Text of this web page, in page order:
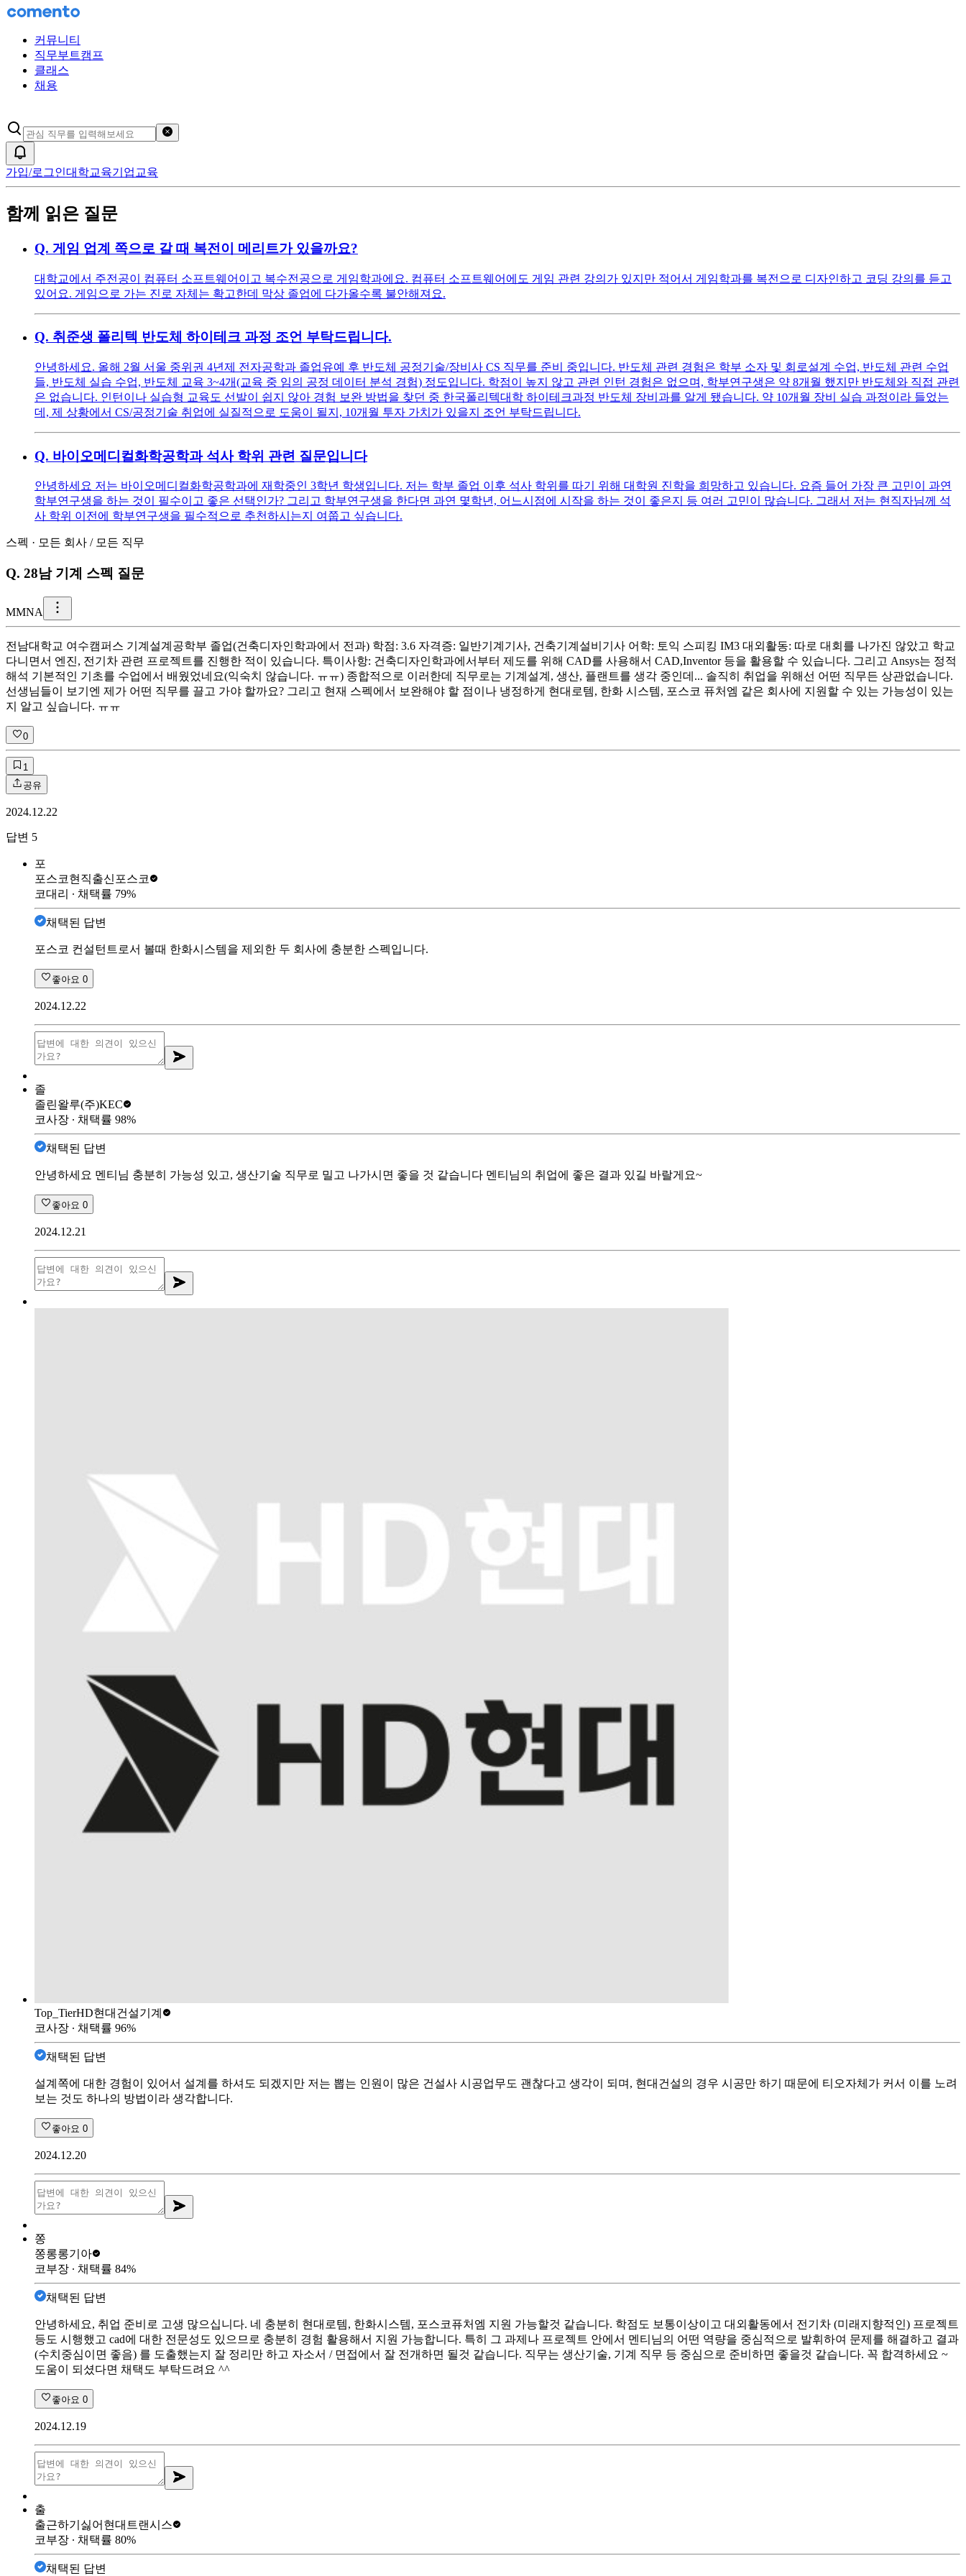
커뮤니티
직무부트캠프
클래스
채용
가입/로그인대학교육기업교육
함께 읽은 질문
Q. 게임 업계 쪽으로 갈 때 복전이 메리트가 있을까요?
대학교에서 주전공이 컴퓨터 소프트웨어이고 복수전공으로 게임학과에요. 컴퓨터 소프트웨어에도 게임 관련 강의가 있지만 적어서 게임학과를 복전으로 디자인하고 코딩 강의를 듣고
있어요. 게임으로 가는 진로 자체는 확고한데 막상 졸업에 다가올수록 불안해져요.
Q. 취준생 폴리텍 반도체 하이테크 과정 조언 부탁드립니다.
안녕하세요. 올해 2월 서울 중위권 4년제 전자공학과 졸업유예 후 반도체 공정기술/장비사 CS 직무를 준비 중입니다. 반도체 관련 경험은 학부 소자 및 회로설계 수업, 반도체 관련 수업
들, 반도체 실습 수업, 반도체 교육 3~4개(교육 중 임의 공정 데이터 분석 경험) 정도입니다. 학점이 높지 않고 관련 인턴 경험은 없으며, 학부연구생은 약 8개월 했지만 반도체와 직접 관련
은 없습니다. 인턴이나 실습형 교육도 선발이 쉽지 않아 경험 보완 방법을 찾던 중 한국폴리텍대학 하이테크과정 반도체 장비과를 알게 됐습니다. 약 10개월 장비 실습 과정이라 들었는
데, 제 상황에서 CS/공정기술 취업에 실질적으로 도움이 될지, 10개월 투자 가치가 있을지 조언 부탁드립니다.
Q. 바이오메디컬화학공학과 석사 학위 관련 질문입니다
안녕하세요 저는 바이오메디컬화학공학과에 재학중인 3학년 학생입니다. 저는 학부 졸업 이후 석사 학위를 따기 위해 대학원 진학을 희망하고 있습니다. 요즘 들어 가장 큰 고민이 과연
학부연구생을 하는 것이 필수이고 좋은 선택인가? 그리고 학부연구생을 한다면 과연 몇학년, 어느시점에 시작을 하는 것이 좋은지 등 여러 고민이 많습니다. 그래서 저는 현직자님께 석
사 학위 이전에 학부연구생을 필수적으로 추천하시는지 여쭙고 싶습니다.
스펙 · 모든 회사 / 모든 직무
Q. 28남 기계 스펙 질문
MMNA
전남대학교 여수캠퍼스 기계설계공학부 졸업(건축디자인학과에서 전과) 학점: 3.6 자격증: 일반기계기사, 건축기계설비기사 어학: 토익 스피킹 IM3 대외활동: 따로 대회를 나가진 않았고 학교
다니면서 엔진, 전기차 관련 프로젝트를 진행한 적이 있습니다. 특이사항: 건축디자인학과에서부터 제도를 위해 CAD를 사용해서 CAD,Inventor 등을 활용할 수 있습니다. 그리고 Ansys는 정적
해석 기본적인 기초를 수업에서 배웠었네요(익숙치 않습니다. ㅠㅠ) 종합적으로 이러한데 직무로는 기계설계, 생산, 플랜트를 생각 중인데... 솔직히 취업을 위해선 어떤 직무든 상관없습니다.
선생님들이 보기엔 제가 어떤 직무를 끌고 가야 할까요? 그리고 현재 스펙에서 보완해야 할 점이나 냉정하게 현대로템, 한화 시스템, 포스코 퓨처엠 같은 회사에 지원할 수 있는 가능성이 있는
지 알고 싶습니다. ㅠㅠ
0
1
공유
2024.12.22
답변 5
포
포스코현직출신 포스코
코대리 ∙ 채택률 79%
채택된 답변
포스코 컨설턴트로서 볼때 한화시스템을 제외한 두 회사에 충분한 스펙입니다.
좋아요 0
2024.12.22
졸
졸린왈루(주)KEC
코사장 ∙ 채택률 98%
채택된 답변
안녕하세요 멘티님 충분히 가능성 있고, 생산기술 직무로 밀고 나가시면 좋을 것 같습니다 멘티님의 취업에 좋은 결과 있길 바랄게요~
좋아요 0
2024.12.21
Top_TierHD현대건설기계
코사장 ∙ 채택률 96%
채택된 답변
설계쪽에 대한 경험이 있어서 설계를 하셔도 되겠지만 저는 뽑는 인원이 많은 건설사 시공업무도 괜찮다고 생각이 되며, 현대건설의 경우 시공만 하기 때문에 티오자체가 커서 이를 노려
보는 것도 하나의 방법이라 생각합니다.
좋아요 0
2024.12.20
쫑
쫑롱롱기아
코부장 ∙ 채택률 84%
채택된 답변
안녕하세요, 취업 준비로 고생 많으십니다. 네 충분히 현대로템, 한화시스템, 포스코퓨처엠 지원 가능할것 같습니다. 학점도 보통이상이고 대외활동에서 전기차 (미래지향적인) 프로젝트
등도 시행했고 cad에 대한 전문성도 있으므로 충분히 경험 활용해서 지원 가능합니다. 특히 그 과제나 프로젝트 안에서 멘티님의 어떤 역량을 중심적으로 발휘하여 문제를 해결하고 결과
(수치중심이면 좋음) 를 도출했는지 잘 정리만 하고 자소서 / 면접에서 잘 전개하면 될것 같습니다. 직무는 생산기술, 기계 직무 등 중심으로 준비하면 좋을것 같습니다. 꼭 합격하세요 ~
도움이 되셨다면 채택도 부탁드려요 ^^
좋아요 0
2024.12.19
출
출근하기싫어 현대트랜시스
코부장 ∙ 채택률 80%
채택된 답변